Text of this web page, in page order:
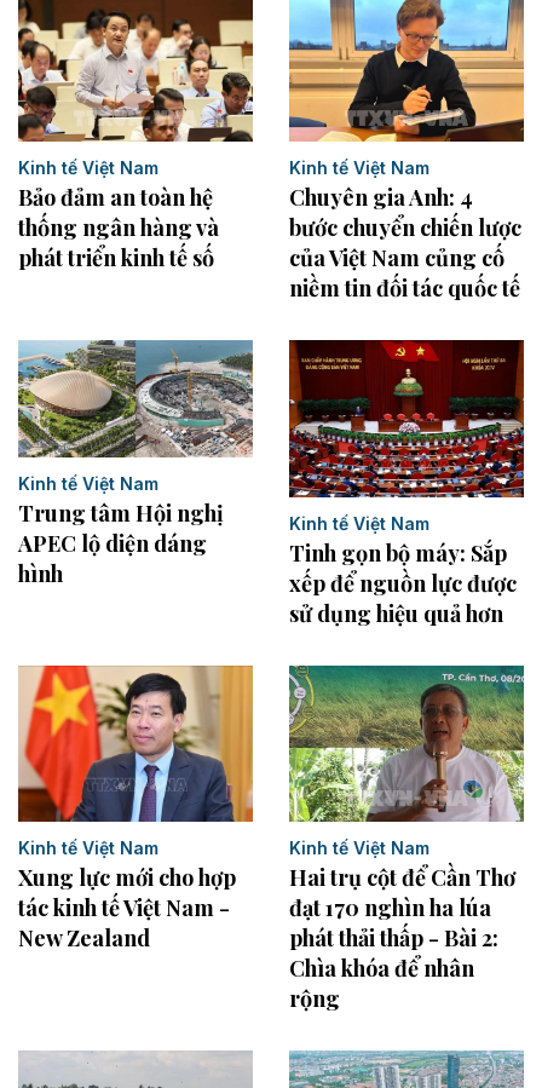
Kinh tế Việt Nam
Bảo đảm an toàn hệ
thống ngân hàng và
phát triển kinh tế số
Kinh tế Việt Nam
Chuyên gia Anh: 4
bước chuyển chiến lược
của Việt Nam củng cố
niềm tin đối tác quốc tế
Kinh tế Việt Nam
Trung tâm Hội nghị
APEC lộ diện dáng
hình
Kinh tế Việt Nam
Tinh gọn bộ máy: Sắp
xếp để nguồn lực được
sử dụng hiệu quả hơn
Kinh tế Việt Nam
Xung lực mới cho hợp
tác kinh tế Việt Nam -
New Zealand
Kinh tế Việt Nam
Hai trụ cột để Cần Thơ
đạt 170 nghìn ha lúa
phát thải thấp - Bài 2:
Chìa khóa để nhân
rộng